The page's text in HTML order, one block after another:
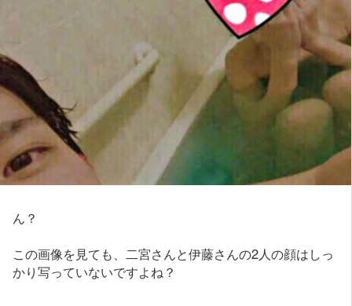
ん？
この画像を見ても、二宮さんと伊藤さんの2人の顔はしっ
かり写っていないですよね？